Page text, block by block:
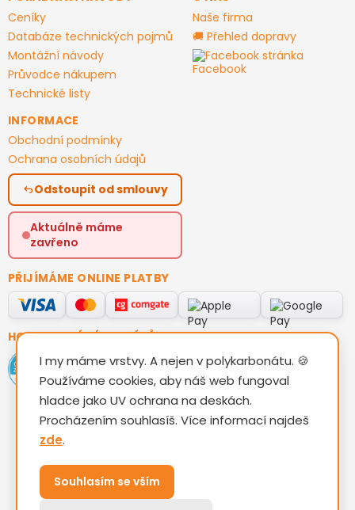
Ceníky
Databáze technických pojmů
Montážní návody
Průvodce nákupem
Technické listy
Naše firma
🚚 Přehled dopravy
Facebook stránka
INFORMACE
Obchodní podmínky
Ochrana osobních údajů
Odstoupit od smlouvy
Aktuálně máme
zavřeno
PŘIJÍMÁME ONLINE PLATBY
HODNOCENÍ ZÁKAZNÍKŮ
Vytvořil Shoptet
I my máme vrstvy. A nejen v polykarbonátu. 🍪
Používáme cookies, aby náš web fungoval
hladce jako UV ochrana na deskách.
Procházením souhlasíš. Více informací najdeš
zde.
Souhlasím se vším